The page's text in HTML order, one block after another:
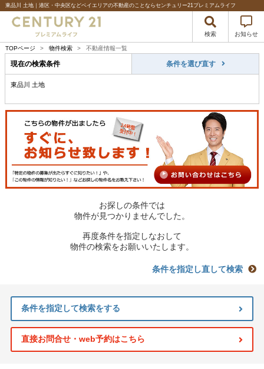
東品川 土地｜港区・中央区などベイエリアの不動産のことならセンチュリー21プレミアムライフ
検索 お知らせ
TOPページ > 物件検索 > 不動産情報一覧
現在の検索条件 条件を選び直す
東品川 土地
お探しの条件では
物件が見つかりませんでした。
再度条件を指定しなおして
物件の検索をお願いいたします。
条件を指定し直して検索
条件を指定して検索をする
直接お問合せ・web予約はこちら